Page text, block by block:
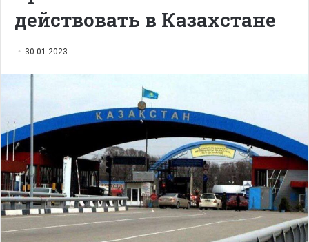
действовать в Казахстане
30.01.2023